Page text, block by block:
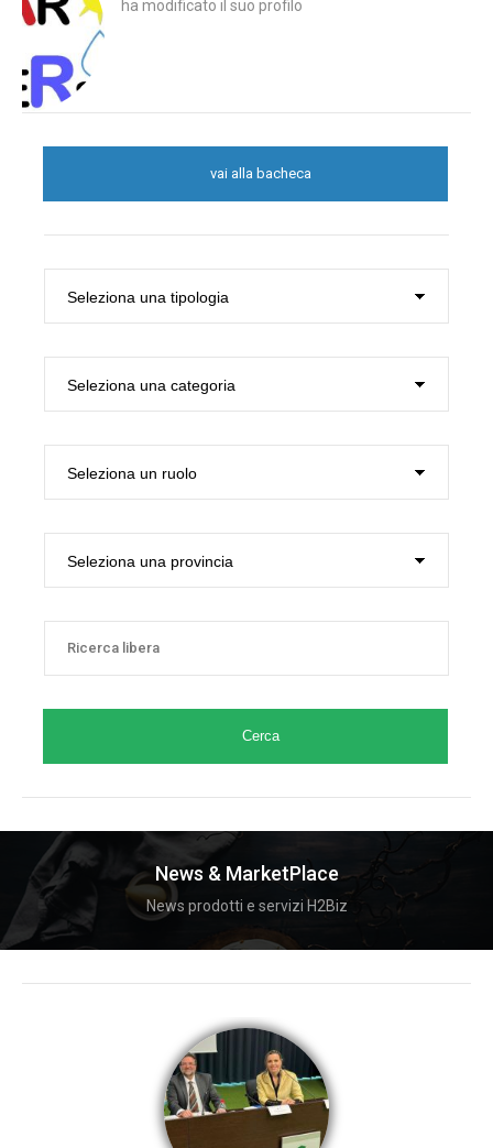
ha modificato il suo profilo
vai alla bacheca
Cerca
News & MarketPlace
News prodotti e servizi H2Biz